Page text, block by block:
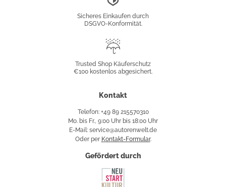
Sicheres Einkaufen durch
DSGVO-Konformität.
Käuferschutz
Trusted Shop Käuferschutz
€100 kostenlos abgesichert.
Kontakt
Telefon: +49 89 215570310
Mo. bis Fr., 9:00 Uhr bis 18:00 Uhr
E-Mail: service@autorenwelt.de
Oder per Kontakt-Formular.
Gefördert durch